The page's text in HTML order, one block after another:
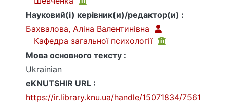
Науковий(і) керівник(и)/редактор(и) :
Бахвалова, Аліна Валентинівна
Кафедра загальної психології
Мова основного тексту :
Ukrainian
eKNUTSHIR URL :
https://ir.library.knu.ua/handle/15071834/7561